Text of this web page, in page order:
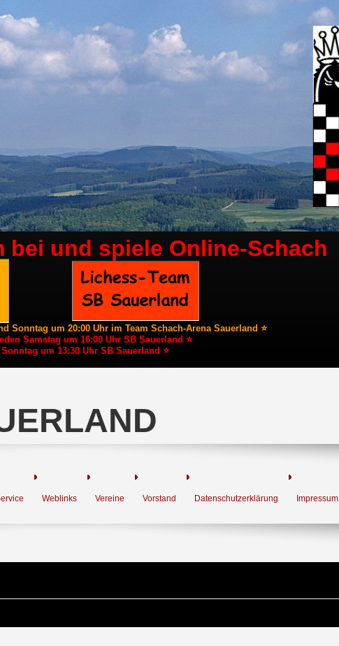
bei und spiele Online-Schach
Sonntag um 20:00 Uhr im Team Schach-Arena Sauerland ⭐
Samstag um 16:00 Uhr SB Sauerland ⭐
um 13:30 Uhr SB Sauerland ⭐
Weblinks Vereine Vorstand Datenschutzerklärung Impressum